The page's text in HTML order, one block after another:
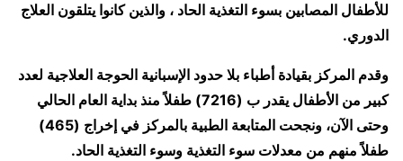
للأطفال المصابين بسوء التغذية الحاد ، والذين كانوا يتلقون العلاج
الدوري.
وقدم المركز بقيادة أطباء بلا حدود الإسبانية الحوجة العلاجية لعدد
كبير من الأطفال يقدر ب (7216) طفلاً منذ بداية العام الحالي
وحتى الآن، ونجحت المتابعة الطبية بالمركز في إخراج (465)
طفلاً منهم من معدلات سوء التغذية وسوء التغذية الحاد.